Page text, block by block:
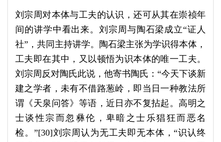
刘宗周对本体与工夫的认识，还可从其在崇祯年
间的讲学中看出来。刘宗周与陶石梁成立“证人
社”，共同主持讲学。陶石梁主张为学识得本体，
工夫即在其中，又以顿悟为识本体的唯一工夫。
刘宗周反对陶氏此说，他寄书陶氏：“今天下谈新
建之学者，未有不借路葱岭，即当日一种教法所
谓《天泉问答》等语，近日亦不复拈起。高明之
士谈性宗而忽彝伦，卑暗之士乐猖狂而恶名
检。”[30]刘宗周认为无工夫即无本体，“识认终